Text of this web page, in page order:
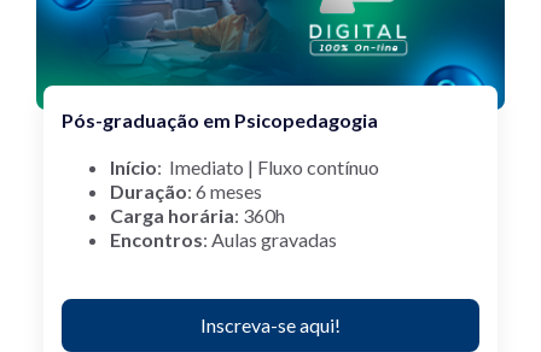
Pós-graduação em Psicopedagogia
Início: Imediato | Fluxo contínuo
Duração: 6 meses
Carga horária: 360h
Encontros: Aulas gravadas
Inscreva-se aqui!